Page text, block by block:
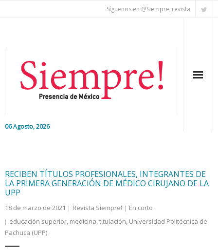
Síguenos en @Siempre_revista
06 Agosto, 2026
Editorial
Nacional
Colaboradores
Internacional
RECIBEN TÍTULOS PROFESIONALES, INTEGRANTES DE
LA PRIMERA GENERACIÓN DE MÉDICO CIRUJANO DE LA
UPP
18 de marzo de 2021 Revista Siempre!
En corto
educación superior, medicina,titulación, Universidad Politécnica de
Pachuca (UPP)